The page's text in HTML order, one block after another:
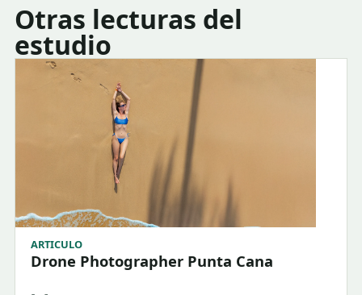
Otras lecturas del
estudio
ARTICULO
Drone Photographer Punta Cana